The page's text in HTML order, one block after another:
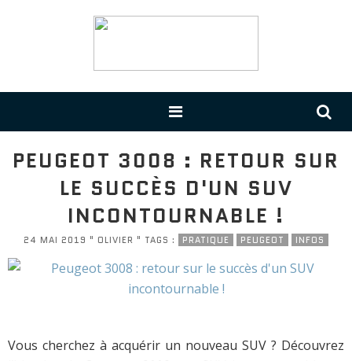
PEUGEOT 3008 : RETOUR SUR
LE SUCCÈS D'UN SUV
INCONTOURNABLE !
24 MAI 2019 " OLIVIER " TAGS : PRATIQUE PEUGEOT INFOS
Vous cherchez à acquérir un nouveau SUV ? Découvrez